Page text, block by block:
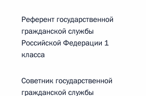
Референт государственной
гражданской службы
Российской Федерации 1
класса
Советник государственной
гражданской службы